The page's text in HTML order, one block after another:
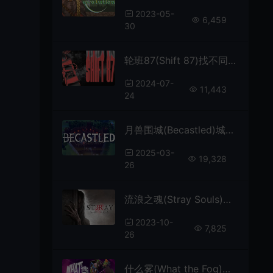
2023-05-
30
6,459
轮班87(Shift 87)找不同观察恐怖游戏|下载
2024-07-
24
11,443
月兽围城(Becastled)城堡建设防御模拟游戏|下载
2025-03-
26
19,328
流浪之魂(Stray Souls)第三人称恐怖解谜游戏|下载
2023-10-
26
7,825
什么雾(What the Fog)第三人称动作冒险游戏